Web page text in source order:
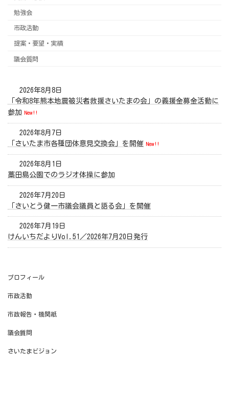
勉強会
市政活動
提案・要望・実績
議会質問
2026年8月8日
「令和8年熊本地震被災者救援さいたまの会」の義援金募金活動に
参加 New!!
2026年8月7日
「さいたま市各種団体意見交換会」を開催 New!!
2026年8月1日
藁田島公園でのラジオ体操に参加
2026年7月20日
「さいとう健一市議会議員と語る会」を開催
2026年7月19日
けんいちだよりVol.51／2026年7月20日発行
プロフィール
市政活動
市政報告・機関紙
議会質問
さいたまビジョン